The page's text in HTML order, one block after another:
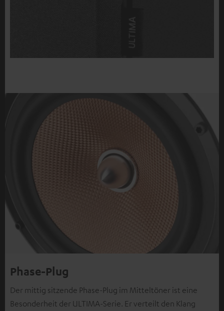
Phase-Plug
Der mittig sitzende Phase-Plug im Mitteltöner ist eine
Besonderheit der ULTIMA-Serie. Er verteilt den Klang